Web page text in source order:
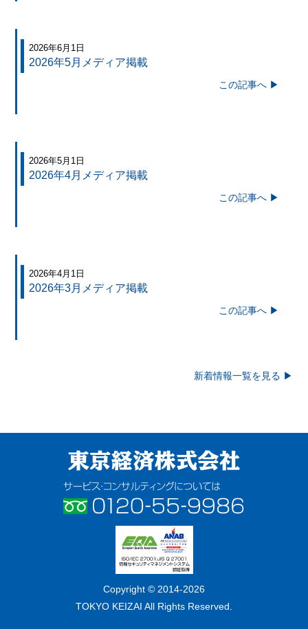
2026年6月1日
2026年5月メディア掲載
この記事へ ▶
2026年5月1日
2026年4月メディア掲載
この記事へ ▶
2026年4月1日
2026年3月メディア掲載
この記事へ ▶
新着情報一覧を見る ▶
サービス・コンサルティングについ
ては フリーダイヤル 0120-55-
Copyright © 2014-2026
TOKYO KEIZAI All Rights Reserved.